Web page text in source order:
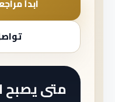
ابدأ
متى يصبح